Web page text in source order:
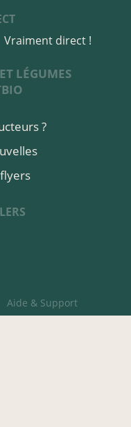
Vraiment direct !
LÉGUMES
?
Aide & Support